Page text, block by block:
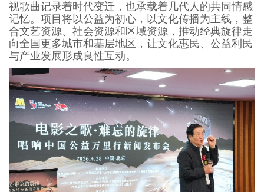
视歌曲记录着时代变迁，也承载着几代人的共同情感
记忆。项目将以公益为初心，以文化传播为主线，整
合文艺资源、社会资源和区域资源，推动经典旋律走
向全国更多城市和基层地区，让文化惠民、公益利民
与产业发展形成良性互动。